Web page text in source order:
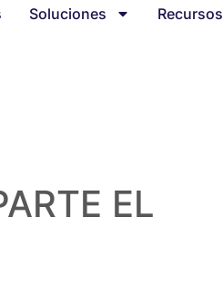
Soluciones Recursos
EL